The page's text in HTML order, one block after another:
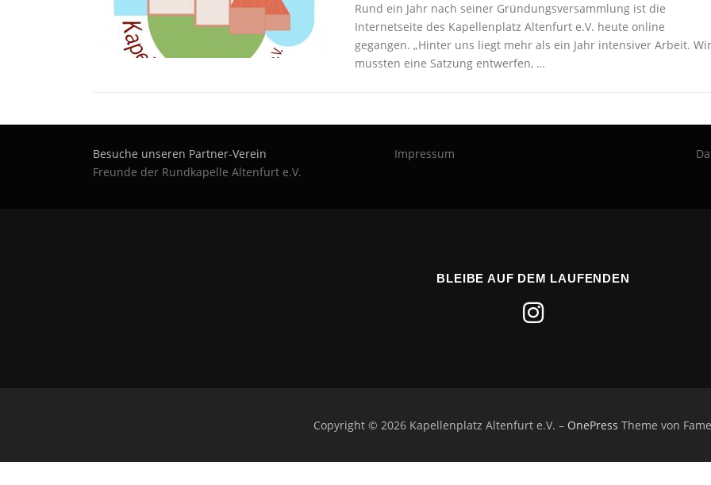
Rund ein Jahr nach seiner Gründungsversammlung ist die
Internetseite des Kapellenplatz Altenfurt e.V. heute online
gegangen. „Hinter uns liegt mehr als ein Jahr intensiver Arbeit. Wir
mussten eine Satzung entwerfen, …
Besuche unseren Partner-Verein
Freunde der Rundkapelle Altenfurt e.V.
Impressum
BLEIBE AUF DEM LAUFENDEN
Copyright © 2026 Kapellenplatz Altenfurt e.V. – OnePress Theme von